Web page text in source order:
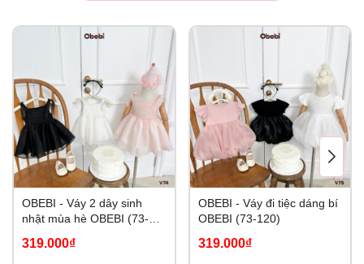
OBEBI - Váy 2 dây sinh
nhật mùa hè OBEBI (73-
319.000₫
OBEBI - Váy đi tiệc dáng bí
OBEBI (73-120)
319.000₫